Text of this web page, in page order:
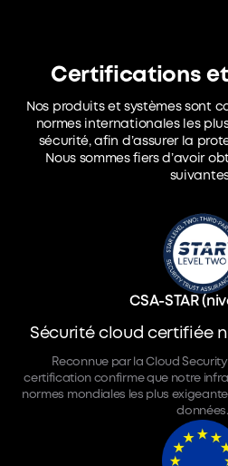
Certifications
Nos produits et systèmes sont
normes internationales les
sécurité, afin d’assurer la
Nous sommes fiers d’avoir
CSA-STAR
Sécurité cloud certifiée
Reconnue par la Cloud
certification confirme que notre
normes mondiales les plus
données.